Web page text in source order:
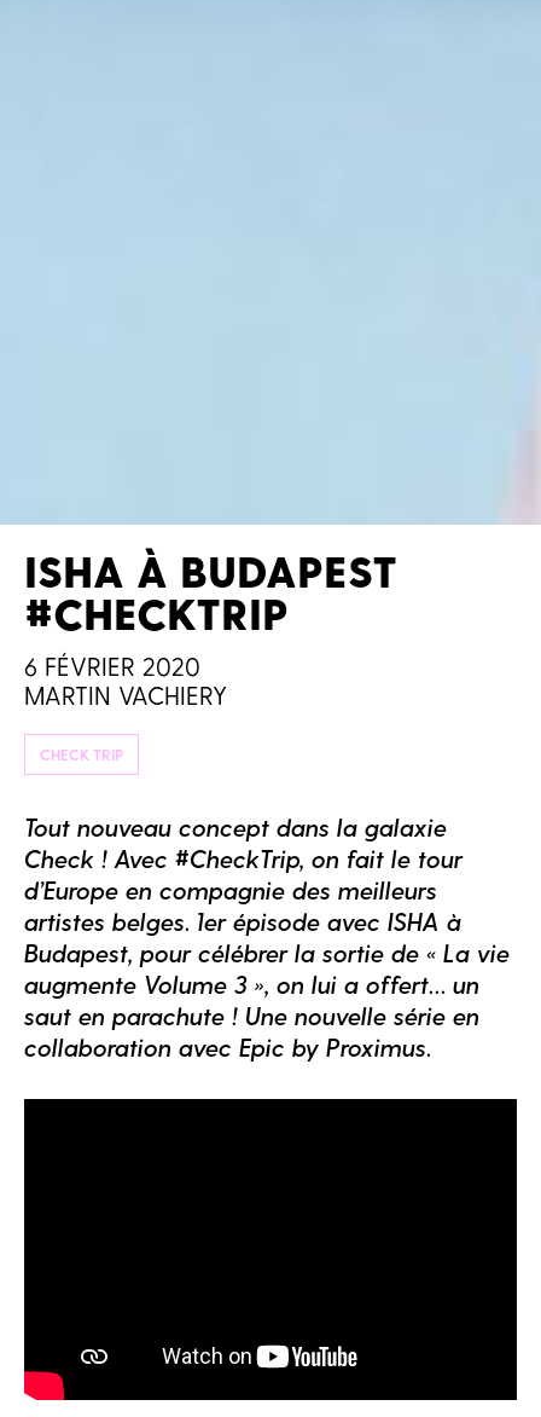
ISHA À BUDAPEST
#CHECKTRIP
6 FÉVRIER 2020
MARTIN VACHIERY
CHECK TRIP
Tout nouveau concept dans la galaxie
Check ! Avec #CheckTrip, on fait le tour
d’Europe en compagnie des meilleurs
artistes belges. 1er épisode avec ISHA à
Budapest, pour célébrer la sortie de « La vie
augmente Volume 3 », on lui a offert… un
saut en parachute ! Une nouvelle série en
collaboration avec Epic by Proximus.